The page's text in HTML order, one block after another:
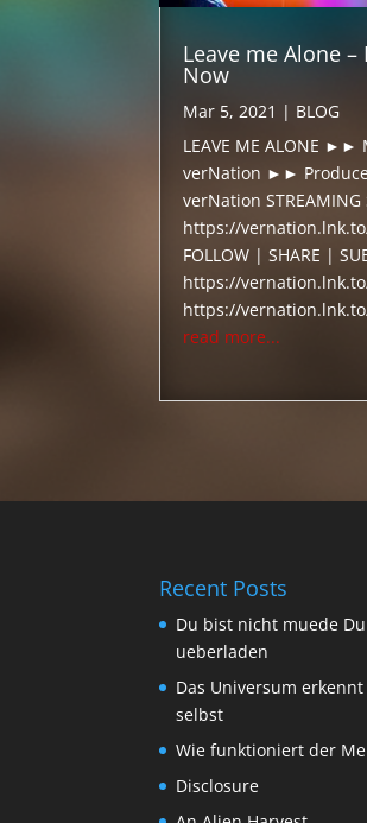
Leave me Alone
Now
Mar 5, 2021 | BLOG
LEAVE ME ALONE ►►
verNation ►►
verNation STREAMING
https://
FOLLOW | SHARE |
https://
https://
read more...
Recent Posts
Du bist nicht muede
ueberladen
Das Universum erkennt
selbst
Wie funktioniert der
Disclosure